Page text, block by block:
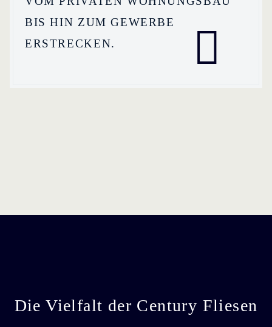
BIS HIN ZUM GEWERBE
ERSTRECKEN.

Die Vielfalt der Century Fliesen